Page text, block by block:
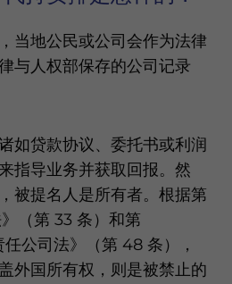
当地公民或公司会作为法律
与人权部保存的公司记录
如贷款协议、委托书或利润
指导业务并获取回报。然
被提名人是所有者。根据第
（第 33 条）和第
公司法》（第 48 条），
外国所有权，则是被禁止的
Privacy PolicyStatement for this